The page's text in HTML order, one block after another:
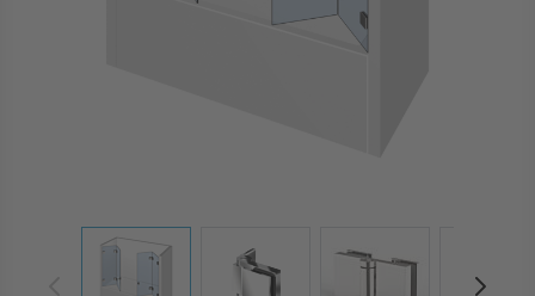
für Kategorie Zargen anzeigen
für Kategorie Angebote anzeigen
View larger image